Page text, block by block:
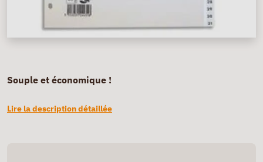
Souple et économique !
Lire la description détaillée